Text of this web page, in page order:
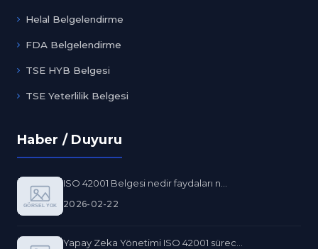
Helal Belgelendirme
FDA Belgelendirme
TSE HYB Belgesi
TSE Yeterlilik Belgesi
Haber / Duyuru
ISO 42001 Belgesi nedir faydaları n...
2026-02-22
Yapay Zeka Yönetimi ISO 42001 sürec...